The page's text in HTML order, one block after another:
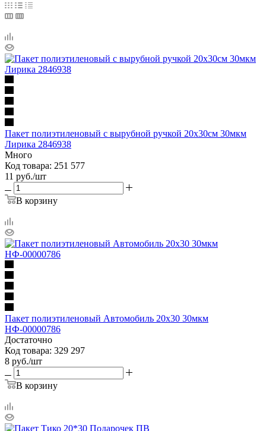
Пакет полиэтиленовый с вырубной ручкой 20х30см 30мкм
Лирика 2846938
Много
Код товара: 251 577
11 руб./шт
В корзину
Пакет полиэтиленовый Автомобиль 20х30 30мкм
НФ-00000786
Достаточно
Код товара: 329 297
8 руб./шт
В корзину